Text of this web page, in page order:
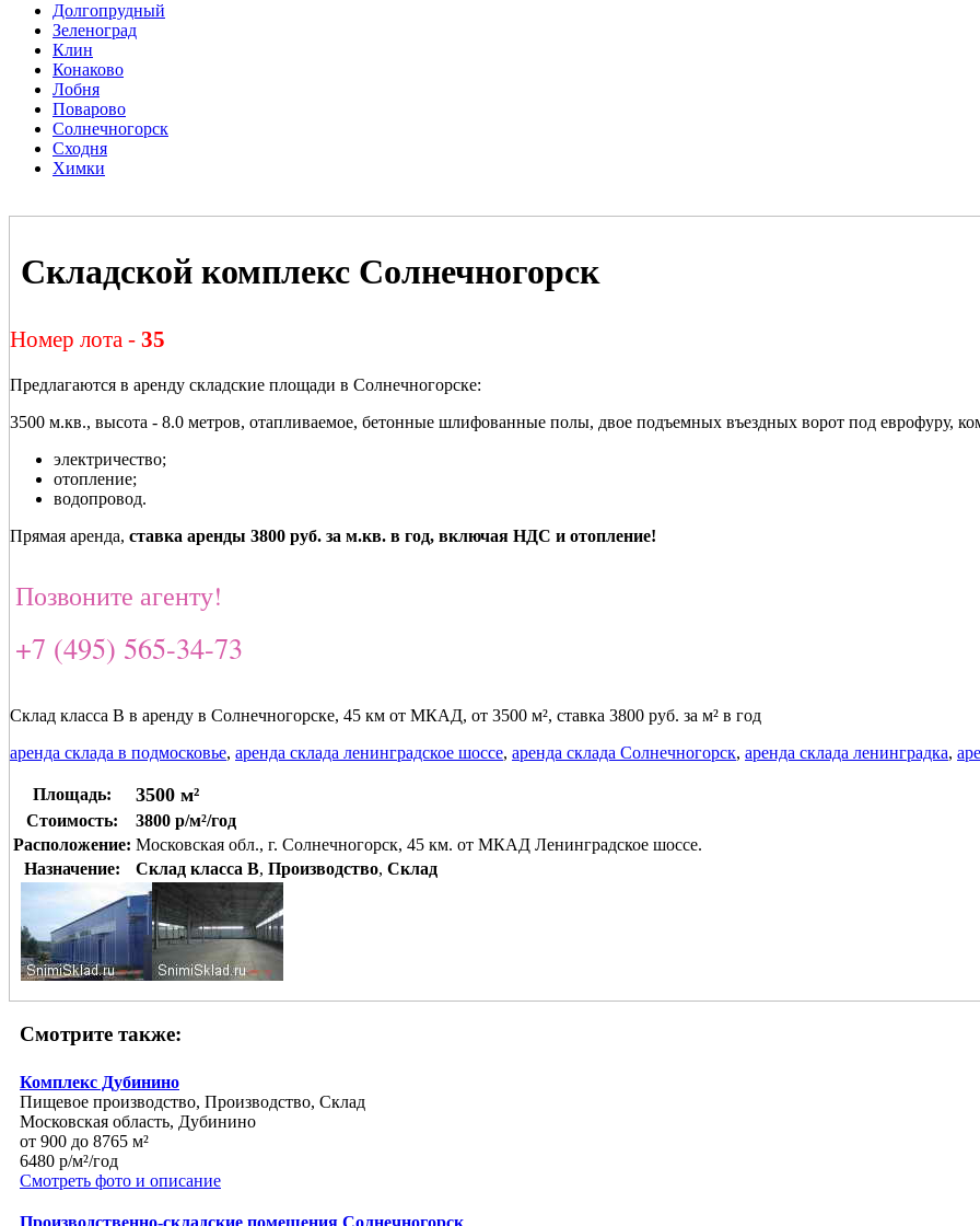
Долгопрудный
Зеленоград
Клин
Конаково
Лобня
Поварово
Солнечногорск
Сходня
Химки
Складской комплекс Солнечногорск
Номер лота - 35
Предлагаются в аренду складские площади в Солнечногорске:
3500 м.кв., высота - 8.0 метров, отапливаемое, бетонные шлифованные полы, двое подъемных въездных ворот под еврофуру,
электричество;
отопление;
водопровод.
Прямая аренда, ставка аренды 3800 руб. за м.кв. в год, включая НДС и отопление!
Позвоните агенту!
+7 (495) 565-34-73
Склад класса В в аренду в Солнечногорске, 45 км от МКАД, от 3500 м², ставка 3800 руб. за м² в год
аренда склада в подмосковье, аренда склада ленинградское шоссе, аренда склада Солнечногорск, аренда склада ленинградка,
Площадь: 3500 м²
Стоимость:
3800 р/м²/год
Расположение: Московская обл., г. Солнечногорск, 45 км. от МКАД Ленинградское шоссе.
Назначение:
Склад класса B, Производство, Склад
Смотрите также:
Комплекс Дубинино
Пищевое производство, Производство, Склад
Московская область, Дубинино
от 900 до 8765 м²
6480 р/м²/год
Смотреть фото и описание
Производственно-складские помещения Солнечногорск